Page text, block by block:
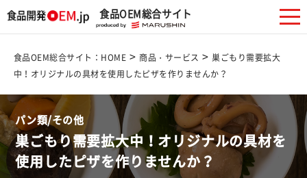
食品OEM総合サイト
食品OEM総合サイト：HOME > 商品・サービス >巣ごもり需要拡大
中！オリジナルの具材を使用したピザを作りませんか？
パン類/その他
巣ごもり需要拡大中！オリジナルの具材を
使用したピザを作りませんか？